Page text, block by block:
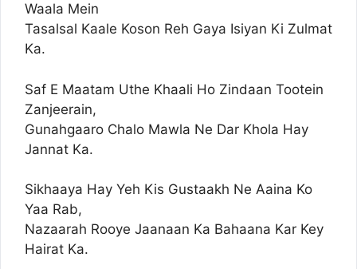
Waala Mein
Tasalsal Kaale Koson Reh Gaya Isiyan Ki Zulmat
Ka.
Saf E Maatam Uthe Khaali Ho Zindaan Tootein
Zanjeerain,
Gunahgaaro Chalo Mawla Ne Dar Khola Hay
Jannat Ka.
Sikhaaya Hay Yeh Kis Gustaakh Ne Aaina Ko
Yaa Rab,
Nazaarah Rooye Jaanaan Ka Bahaana Kar Key
Hairat Ka.